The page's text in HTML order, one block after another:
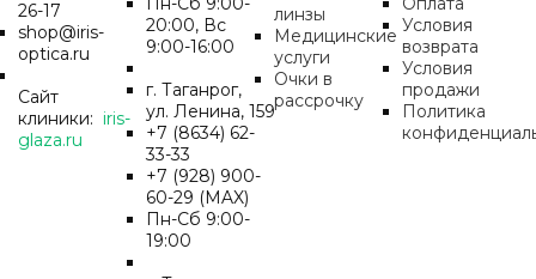
26-17
shop@iris-
optica.ru
Сайт
клиники: iris-
glaza.ru
20:00, Вс
9:00-16:00
г. Таганрог,
ул. Ленина, 159
+7 (8634) 62-
33-33
+7 (928) 900-
60-29 (MAX)
Пн-Cб 9:00-
19:00
линзы
Медицинские
услуги
Очки в
рассрочку
Условия
возврата
Условия
продажи
Политика